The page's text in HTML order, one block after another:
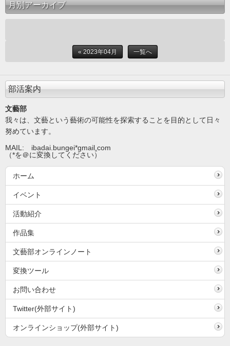
月別アーカイブ
« 2023年04月 一覧へ
部活案内
文藝部
我々は、文藝という藝術の可能性を探索することを目的として日々
努めています。
MAIL: ibadai.bungei*gmail com
（*を＠に変換してください）
ホーム
イベント
活動紹介
作品集
文藝部オンラインノート
変換ツール
お問い合わせ
Twitter(外部サイト)
オンラインショップ(外部サイト)